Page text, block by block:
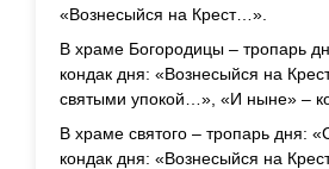
«Вознесыйся на Крест…».
В храме Богородицы – тропарь
кондак дня: «Вознесыйся на
святыми упокой…», «И ныне» –
В храме святого – тропарь дня:
кондак дня: «Вознесыйся на